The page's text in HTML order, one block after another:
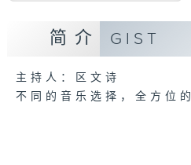
简介 GIST
主持人：区文诗
不同的音乐选择，全方位